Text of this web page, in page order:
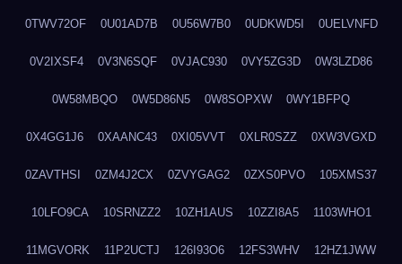
0TWV72OF 0U01AD7B 0U56W7B0 0UDKWD5I 0UELVNFD
0V2IXSF4 0V3N6SQF 0VJAC930 0VY5ZG3D 0W3LZD86
0W58MBQO 0W5D86N5 0W8SOPXW 0WY1BFPQ
0X4GG1J6 0XAANC43 0XI05VVT 0XLR0SZZ 0XW3VGXD
0ZAVTHSI 0ZM4J2CX 0ZVYGAG2 0ZXS0PVO 105XMS37
10LFO9CA 10SRNZZ2 10ZH1AUS 10ZZI8A5 1103WHO1
11MGVORK 11P2UCTJ 126I93O6 12FS3WHV 12HZ1JWW